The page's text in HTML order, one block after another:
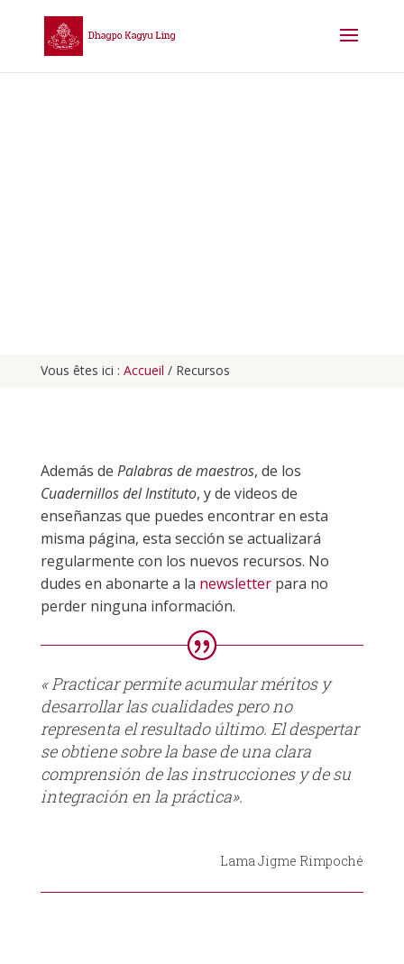
Vous êtes ici : Accueil / Recursos
Además de Palabras de maestros, de los
Cuadernillos del Instituto, y de videos de
enseñanzas que puedes encontrar en esta
misma página, esta sección se actualizará
regularmente con los nuevos recursos. No
dudes en abonarte a la newsletterpara no
perder ninguna información.
« Practicar permite acumular méritos y
desarrollar las cualidades pero no
representa el resultado último. El despertar
se obtiene sobre la base de una clara
comprensión de las instrucciones y de su
integración en la práctica».
Lama Jigme Rimpoché